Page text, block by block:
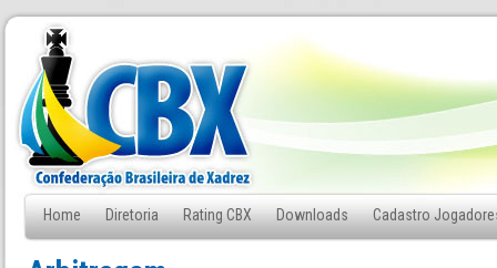
Home Diretoria Rating CBX Downloads Cadastro
Fale Conosco